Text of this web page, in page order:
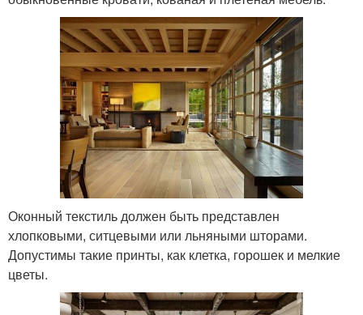
Оконный текстиль должен быть представлен
хлопковыми, ситцевыми или льняными шторами.
Допустимы такие принты, как клетка, горошек и мелкие
цветы.